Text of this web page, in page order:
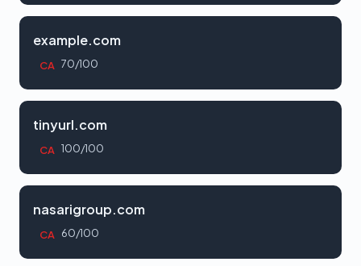
example.com
CA 70/100
tinyurl.com
CA 100/100
nasarigroup.com
CA 60/100